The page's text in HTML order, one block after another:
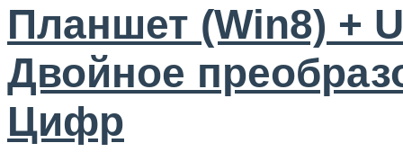
Планшет (Win8) +
Двойное
Цифр